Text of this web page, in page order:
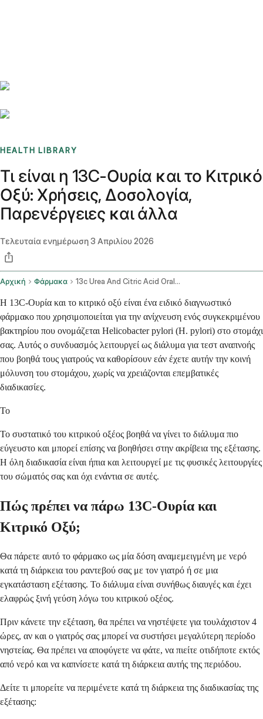
HEALTH LIBRARY
Τι είναι η 13C-Ουρία και το Κιτρικό
Οξύ: Χρήσεις, Δοσολογία,
Παρενέργειες και άλλα
Τελευταία ενημέρωση3 Απριλίου 2026
Αρχική Φάρμακα 13c Urea And Citric Acid Oral Route
Η 13C-Ουρία και το κιτρικό οξύ είναι ένα ειδικό διαγνωστικό
φάρμακο που χρησιμοποιείται για την ανίχνευση ενός συγκεκριμένου
βακτηρίου που ονομάζεται Helicobacter pylori (H. pylori) στο στομάχι
σας. Αυτός ο συνδυασμός λειτουργεί ως διάλυμα για τεστ αναπνοής
που βοηθά τους γιατρούς να καθορίσουν εάν έχετε αυτήν την κοινή
μόλυνση του στομάχου, χωρίς να χρειάζονται επεμβατικές
διαδικασίες.
Το
Το συστατικό του κιτρικού οξέος βοηθά να γίνει το διάλυμα πιο
εύγευστο και μπορεί επίσης να βοηθήσει στην ακρίβεια της εξέτασης.
Η όλη διαδικασία είναι ήπια και λειτουργεί με τις φυσικές λειτουργίες
του σώματός σας και όχι ενάντια σε αυτές.
Πώς πρέπει να πάρω 13C-Ουρία και
Κιτρικό Οξύ;
Θα πάρετε αυτό το φάρμακο ως μία δόση αναμεμειγμένη με νερό
κατά τη διάρκεια του ραντεβού σας με τον γιατρό ή σε μια
εγκατάσταση εξέτασης. Το διάλυμα είναι συνήθως διαυγές και έχει
ελαφρώς ξινή γεύση λόγω του κιτρικού οξέος.
Πριν κάνετε την εξέταση, θα πρέπει να νηστέψετε για τουλάχιστον 4
ώρες, αν και ο γιατρός σας μπορεί να συστήσει μεγαλύτερη περίοδο
νηστείας. Θα πρέπει να αποφύγετε να φάτε, να πιείτε οτιδήποτε εκτός
από νερό και να καπνίσετε κατά τη διάρκεια αυτής της περιόδου.
Δείτε τι μπορείτε να περιμένετε κατά τη διάρκεια της διαδικασίας της
εξέτασης: